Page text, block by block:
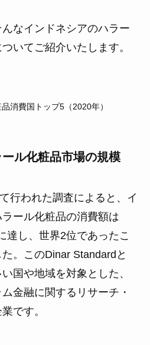
なインドネシアのハラー
いてご紹介いたします。
消費国トップ5（2020年）
ル化粧品市場の規模
行われた調査によると、イ
ール化粧品の消費額は
達し、世界2位であったこ
。このDinar Standardと
国や地域を対象とした、
金融に関するリサーチ・
です。